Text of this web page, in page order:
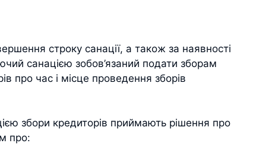
строку санації, а також за наявності
санацією зобов’язаний подати зборам
про час і місце проведення зборів
збори кредиторів приймають рішення про
про: